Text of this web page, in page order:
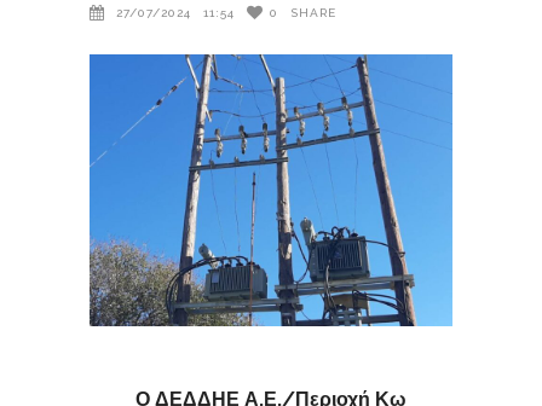
27/07/2024 11:54 0 SHARE
Ο ΔΕΔΔΗΕ Α.Ε./Περιοχή Κω